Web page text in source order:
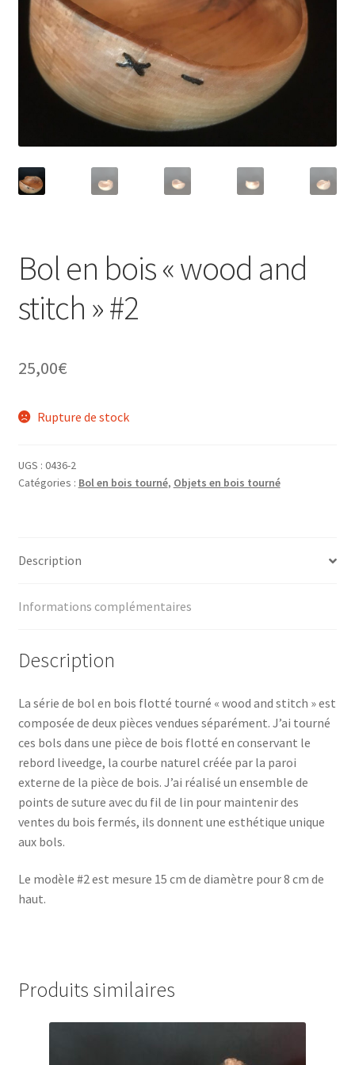
Panier
Politique de confidentialité
Politique en matière de remboursements et de retours
Validation de la commande
Bol en bois « wood and
stitch » #2
25,00€
Rupture de stock
UGS : 0436-2
Catégories : Bol en bois tourné, Objets en bois tourné
Description
Informations complémentaires
Description
La série de bol en bois flotté tourné « wood and stitch » est
composée de deux pièces vendues séparément. J’ai tourné
ces bols dans une pièce de bois flotté en conservant le
rebord liveedge, la courbe naturel créée par la paroi
externe de la pièce de bois. J’ai réalisé un ensemble de
points de suture avec du fil de lin pour maintenir des
ventes du bois fermés, ils donnent une esthétique unique
aux bols.
Le modèle #2 est mesure 15 cm de diamètre pour 8 cm de
haut.
Produits similaires